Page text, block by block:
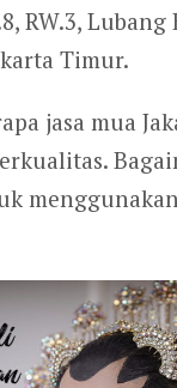
RW.3, Lubang
Timur.
jasa mua